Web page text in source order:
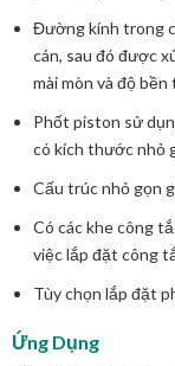
Đường kính trong
cán, sau đó được
mài mòn và độ
Phốt piston sử
có kích thước nhỏ
Cấu trúc nhỏ gọn
Có các khe công
việc lắp đặt công
Tùy chọn lắp đặt
Ứng Dụng